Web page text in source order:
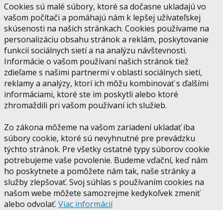
Cookies sú malé súbory, ktoré sa dočasne ukladajú vo
vašom počítači a pomáhajú nám k lepšej užívateľskej
skúsenosti na našich stránkach. Cookies používame na
personalizáciu obsahu stránok a reklám, poskytovanie
funkcií sociálnych sietí a na analýzu návštevnosti.
Informácie o vašom používaní našich stránok tiež
zdieľame s našimi partnermi v oblasti sociálnych sietí,
reklamy a analýzy, ktorí ich môžu kombinovať s ďalšími
informáciami, ktoré ste im poskytli alebo ktoré
zhromaždili pri vašom používaní ich služieb.
Zo zákona môžeme na vašom zariadení ukladať iba
súbory cookie, ktoré sú nevyhnutné pre prevádzku
týchto stránok. Pre všetky ostatné typy súborov cookie
potrebujeme vaše povolenie. Budeme vďační, keď nám
ho poskytnete a pomôžete nám tak, naše stránky a
služby zlepšovať. Svoj súhlas s používaním cookies na
našom webe môžete samozrejme kedykoľvek zmeniť
alebo odvolať. Viac informácií